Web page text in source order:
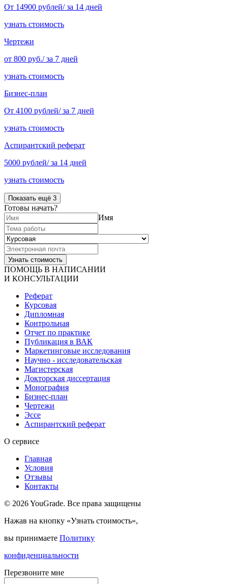
От 14900 рублей/ за 14 дней
узнать стоимость
Чертежи
от 800 руб./ за 7 дней
узнать стоимость
Бизнес-план
От 4100 рублей/ за 7 дней
узнать стоимость
Аспирантский реферат
5000 рублей/ за 14 дней
узнать стоимость
Показать ещё 3
Готовы начать?
Имя
ПОМОЩЬ В НАПИСАНИИ
И КОНСУЛЬТАЦИИ
Реферат
Курсовая
Дипломная
Контрольная
Отчет по практике
Публикация в ВАК
Маркетинговые исследования
Научно - исследовательская
Магистерская
Докторская диссертация
Монография
Бизнес-план
Чертежи
Эссе
Аспирантский реферат
О сервисе
Главная
Условия
Отзывы
Контакты
© 2026 YouGrade. Все права защищены
Нажав на кнопку «Узнать стоимость»,
вы принимаете Политику
конфиденциальности
Перезвоните мне